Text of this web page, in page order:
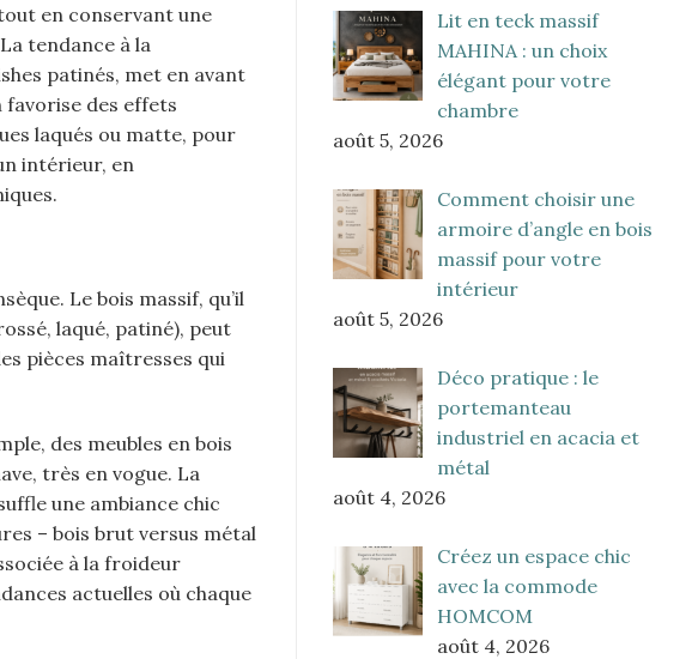
en conservant une
tendance à la
patinés, met en avant
des effets
laqués ou matte, pour
intérieur, en
Le bois massif, qu’il
laqué, patiné), peut
pièces maîtresses qui
des meubles en bois
très en vogue. La
une ambiance chic
– bois brut versus métal
à la froideur
actuelles où chaque
Lit en teck massif
MAHINA : un choix
élégant pour votre
chambre
août 5, 2026
Comment choisir une
armoire d’angle en bois
massif pour votre
intérieur
août 5, 2026
Déco pratique : le
portemanteau
industriel en acacia et
métal
août 4, 2026
Créez un espace chic
avec la commode
HOMCOM
août 4, 2026